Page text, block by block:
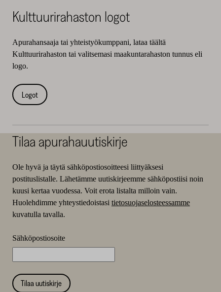
Kulttuurirahaston logot
Apurahansaaja tai yhteistyökumppani, lataa täältä
Kulttuurirahaston tai valitsemasi maakuntarahaston tunnus eli
logo.
Logot
Tilaa apurahauutiskirje
Ole hyvä ja täytä sähköpostiosoitteesi liittyäksesi
postituslistalle. Lähetämme uutiskirjeemme sähköpostiisi noin
kuusi kertaa vuodessa. Voit erota listalta milloin vain.
Huolehdimme yhteystiedoistasi tietosuojaselosteessamme
kuvatulla tavalla.
Sähköpostiosoite
Tilaa uutiskirje